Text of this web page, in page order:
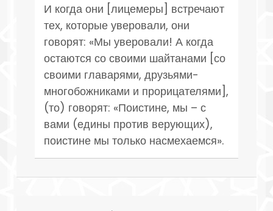
И когда они [лицемеры] встречают
тех, которые уверовали, они
говорят: «Мы уверовали! А когда
остаются со своими шайтанами [со
своими главарями, друзьями-
многобожниками и прорицателями],
(то) говорят: «Поистине, мы – с
вами (едины против верующих),
поистине мы только насмехаемся».